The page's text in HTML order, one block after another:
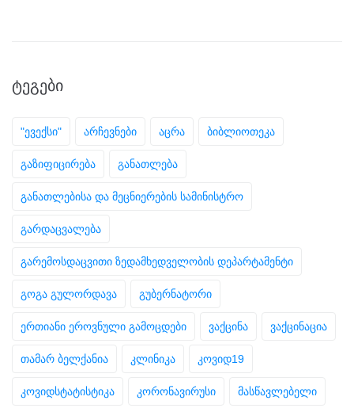
ᲢᲔᲒᲔᲑᲘ
"ევექსი" არჩევნები აცრა ბიბლიოთეკა
გაზიფიცირება განათლება
განათლებისა და მეცნიერების სამინისტრო
გარდაცვალება
გარემოსდაცვითი ზედამხედველობის დეპარტამენტი
გოგა გულორდავა გუბერნატორი
ერთიანი ეროვნული გამოცდები ვაქცინა ვაქცინაცია
თამარ ბელქანია კლინიკა კოვიდ19
კოვიდსტატისტიკა კორონავირუსი მასწავლებელი